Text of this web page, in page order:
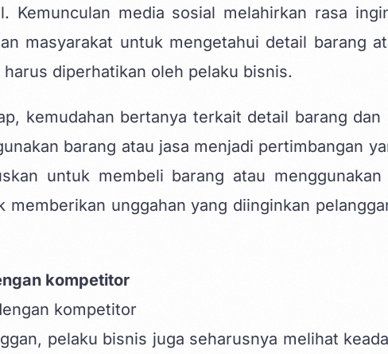
Kemunculan media sosial melahirkan rasa
masyarakat untuk mengetahui detail barang
diperhatikan oleh pelaku bisnis.
kemudahan bertanya terkait detail barang dan
barang atau jasa menjadi pertimbangan
untuk membeli barang atau
memberikan unggahan yang diinginkan
kompetitor
pelaku bisnis juga seharusnya melihat